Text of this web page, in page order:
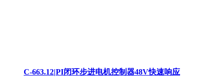
C-663.12|PI闭环步进电机控制器48V快速响应